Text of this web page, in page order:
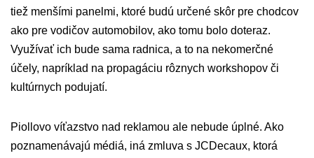
tiež menšími panelmi, ktoré budú určené skôr pre chodcov
ako pre vodičov automobilov, ako tomu bolo doteraz.
Využívať ich bude sama radnica, a to na nekomerčné
účely, napríklad na propagáciu rôznych workshopov či
kultúrnych podujatí.
Piollovo víťazstvo nad reklamou ale nebude úplné. Ako
poznamenávajú médiá, iná zmluva s JCDecaux, ktorá